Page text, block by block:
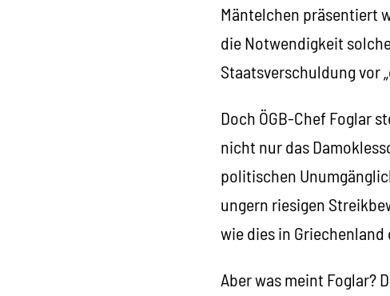
Mäntelchen präsentiert
die Notwendigkeit
Staatsverschuldung vor
Doch ÖGB-Chef Foglar
nicht nur das
politischen
ungern riesigen
wie dies in Griechenland
Aber was meint Foglar?